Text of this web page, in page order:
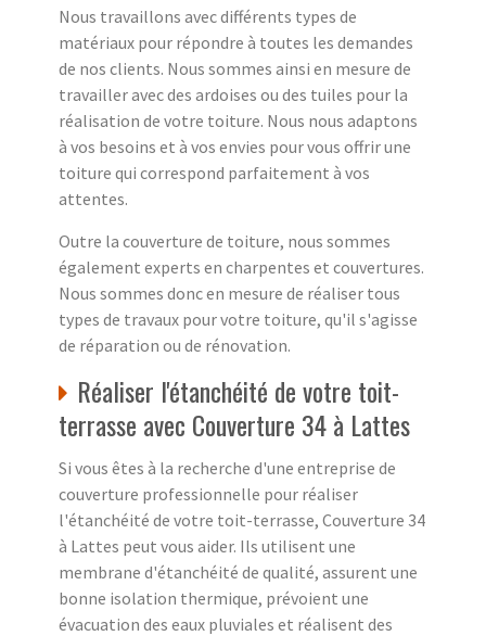
Nous travaillons avec différents types de
matériaux pour répondre à toutes les demandes
de nos clients. Nous sommes ainsi en mesure de
travailler avec des ardoises ou des tuiles pour la
réalisation de votre toiture. Nous nous adaptons
à vos besoins et à vos envies pour vous offrir une
toiture qui correspond parfaitement à vos
attentes.
Outre la couverture de toiture, nous sommes
également experts en charpentes et couvertures.
Nous sommes donc en mesure de réaliser tous
types de travaux pour votre toiture, qu'il s'agisse
de réparation ou de rénovation.
Réaliser l'étanchéité de votre toit-
terrasse avec Couverture 34 à Lattes
Si vous êtes à la recherche d'une entreprise de
couverture professionnelle pour réaliser
l'étanchéité de votre toit-terrasse, Couverture 34
à Lattes peut vous aider. Ils utilisent une
membrane d'étanchéité de qualité, assurent une
bonne isolation thermique, prévoient une
évacuation des eaux pluviales et réalisent des